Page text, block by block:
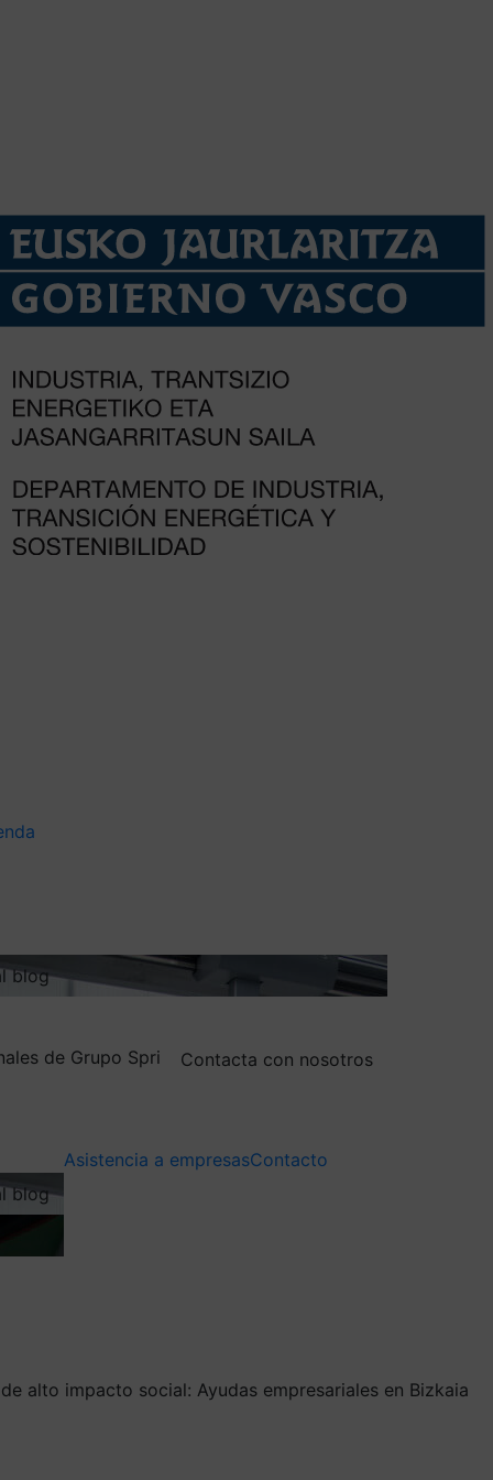
blog
de Grupo Spri
Contacta con nosotros
blog
Asistencia a empresasContacto
alto impacto social: Ayudas empresariales en Bizkaia